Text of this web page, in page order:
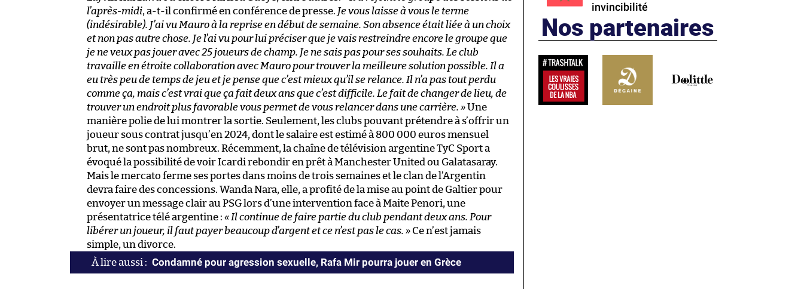
l’après-midi, a-t-il confirmé en conférence de presse. Je vous laisse à vous le terme
(indésirable). J’ai vu Mauro à la reprise en début de semaine. Son absence était liée à un choix
et non pas autre chose. Je l’ai vu pour lui préciser que je vais restreindre encore le groupe que
je ne veux pas jouer avec 25 joueurs de champ. Je ne sais pas pour ses souhaits. Le club
travaille en étroite collaboration avec Mauro pour trouver la meilleure solution possible. Il a
eu très peu de temps de jeu et je pense que c’est mieux qu’il se relance. Il n’a pas tout perdu
comme ça, mais c’est vrai que ça fait deux ans que c’est difficile. Le fait de changer de lieu, de
trouver un endroit plus favorable vous permet de vous relancer dans une carrière. »Une
manière polie de lui montrer la sortie. Seulement, les clubs pouvant prétendre à s’offrir un
joueur sous contrat jusqu’en 2024, dont le salaire est estimé à 800 000 euros mensuel
brut, ne sont pas nombreux. Récemment, la chaîne de télévision argentine TyC Sport a
évoqué la possibilité de voir Icardi rebondir en prêt à Manchester United ou Galatasaray.
Mais le mercato ferme ses portes dans moins de trois semaines et le clan de l’Argentin
devra faire des concessions. Wanda Nara, elle, a profité de la mise au point de Galtier pour
envoyer un message clair au PSG lors d’une intervention face à Maite Penori, une
présentatrice télé argentine : « Il continue de faire partie du club pendant deux ans. Pour
libérer un joueur, il faut payer beaucoup d’argent et ce n’est pas le cas. » Ce n’est jamais
simple, un divorce.
Condamné pour agression sexuelle, Rafa Mir pourra jouer en Grèce
invincibilité
Nos partenaires